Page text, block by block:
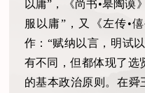
以庸”，《尚书•皋陶谟
服以庸”，又《左传•
作：“赋纳以言，明试
有不同，但都体现了选
的基本政治原则。在舜